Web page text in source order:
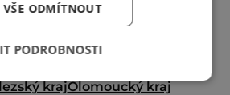
TIPY NA CESTY
kraj
krajOlomoucký kraj
VŠE ODMÍTNOUT
PODROBNOSTI